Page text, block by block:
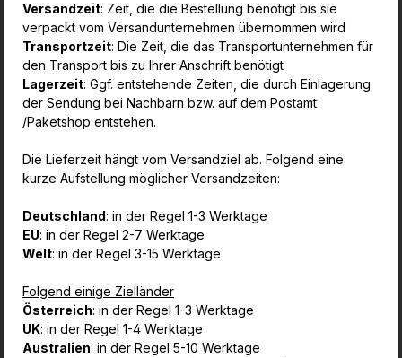
Versandzeit: Zeit, die die Bestellung benötigt bis sie
verpackt vom Versandunternehmen übernommen wird
Transportzeit: Die Zeit, die das Transportunternehmen für
den Transport bis zu Ihrer Anschrift benötigt
Lagerzeit: Ggf. entstehende Zeiten, die durch Einlagerung
der Sendung bei Nachbarn bzw. auf dem Postamt
/Paketshop entstehen.
Die Lieferzeit hängt vom Versandziel ab. Folgend eine
kurze Aufstellung möglicher Versandzeiten:
Deutschland: in der Regel 1-3 Werktage
EU: in der Regel 2-7 Werktage
Welt: in der Regel 3-15 Werktage
Folgend einige Zielländer
Österreich: in der Regel 1-3 Werktage
UK: in der Regel 1-4 Werktage
Australien: in der Regel 5-10 Werktage